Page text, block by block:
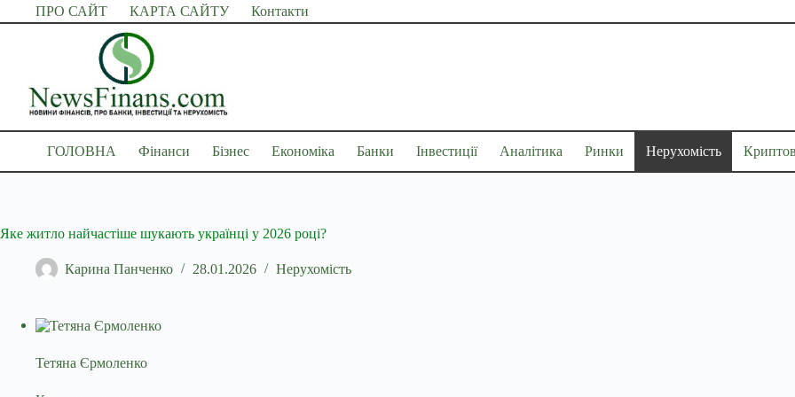
Перейти
до
ПРО САЙТ КАРТА САЙТУ Контакти
ГОЛОВНА Фінанси Бізнес Економіка Банки Інвестиції Аналітика Ринки Нерухомість
Яке житло найчастіше шукають українці у 2026 році?
Карина Панченко 28.01.2026 Нерухомість
Тетяна Єрмоленко